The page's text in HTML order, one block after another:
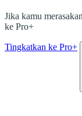
Jika kamu
ke Pro+
Tingkatkan ke Pro+